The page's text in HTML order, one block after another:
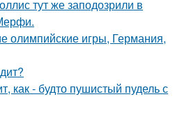
тут же заподозрили в
олимпийские игры, Германия,
как - будто пушистый пудель с